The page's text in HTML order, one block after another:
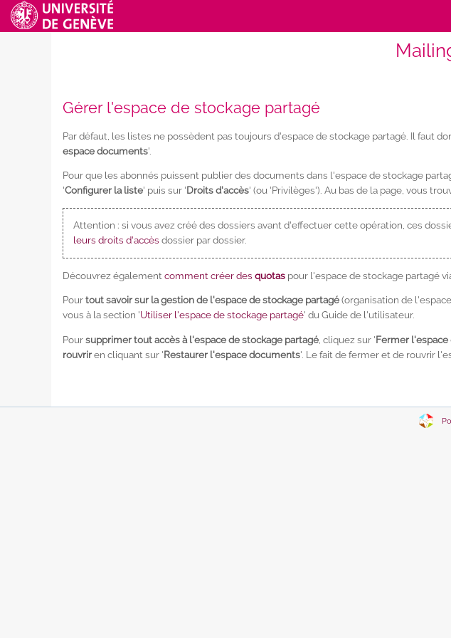
Gérer l'espace de stockage partagé
Par défaut, les listes ne possèdent pas toujours d'espace de stockage partagé. Il faut
espace documents'.
Pour que les abonnés puissent publier des documents dans l'espace de stockage
'Configurer la liste' puis sur 'Droits d'accès' (ou 'Privilèges'). Au bas de la page, vous
Attention : si vous avez créé des dossiers avant d'effectuer cette opération, ces
leurs droits d'accès dossier par dossier.
Découvrez également comment créer des quotas pour l'espace de stockage partagé
Pourtout savoir sur la gestion de l'espace de stockage partagé(organisation de
vous à la section 'Utiliser l'espace de stockage partagé' du Guide de l'utilisateur.
Poursupprimer tout accès à l'espace de stockage partagé , cliquez sur 'Fermer
rouvriren cliquant sur 'Restaurer l'espace documents'. Le fait de fermer et de rouvrir